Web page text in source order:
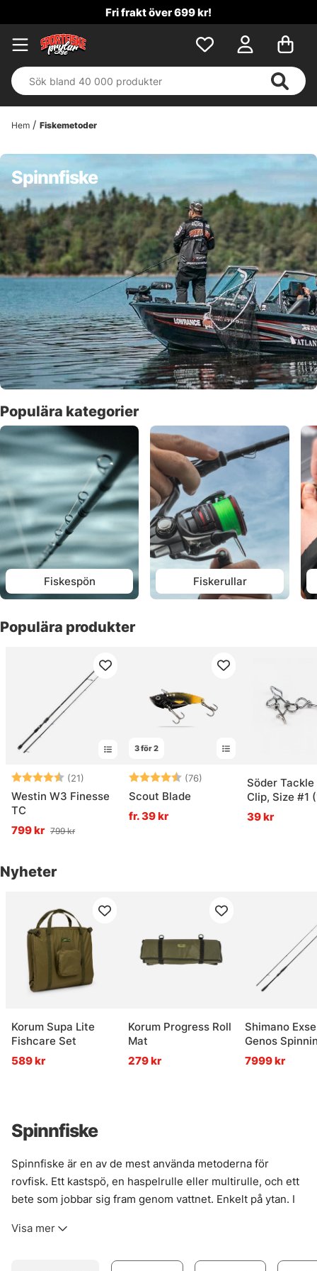
Fri frakt över 699 kr!
Hem Fiskemetoder
Spinnfiske
Populära kategorier
Fiskespön Fiskerullar
Populära produkter
Betyg: (21)
4.4 utav 5 stjärnor
Westin W3 Finesse
TC
799 kr 799 kr
3 för 2
Betyg: (76)
4.1 utav 5 stjärnor
Scout Blade
fr. 39 kr
Söder Tackle
Clip, Size #1
pack)
39 kr
Nyheter
Korum Supa Lite
Fishcare Set
589 kr
Korum Progress Roll
Mat
279 kr
Shimano
Genos
7999 kr
Spinnfiske
Spinnfiske är en av de mest använda metoderna för
rovfisk. Ett kastspö, en haspelrulle eller multirulle, och ett
bete som jobbar sig fram genom vattnet. Enkelt på ytan. I
lever — när fart, paus, djup och val av bete får spela ihop.
Visa mer